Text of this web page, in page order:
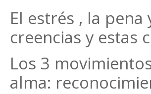
El estrés , la
creencias y estas
Los 3
alma: